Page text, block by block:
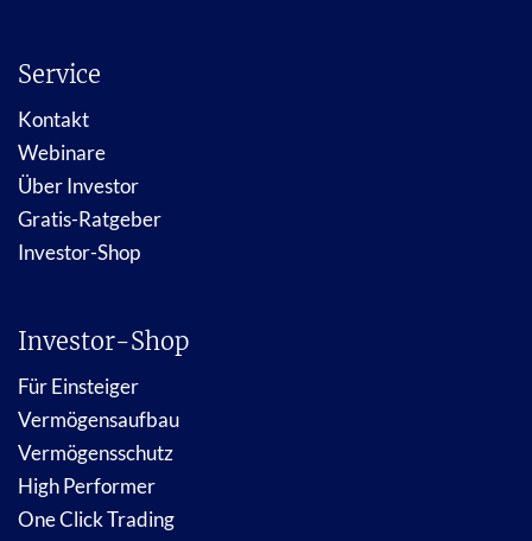
Service
Kontakt
Webinare
Über Investor
Gratis-Ratgeber
Investor-Shop
Investor-Shop
Für Einsteiger
Vermögensaufbau
Vermögensschutz
High Performer
One Click Trading